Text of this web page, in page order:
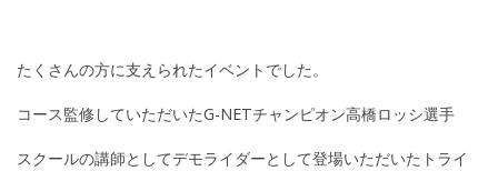
たくさんの方に支えられたイベントでした。
コース監修していただいたG-NETチャンピオン高橋ロッシ選手
スクールの講師としてデモライダーとして登場いただいたトライ